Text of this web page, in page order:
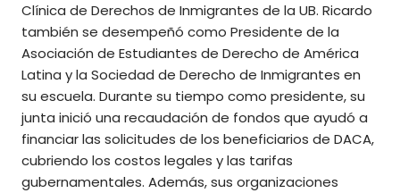
Clínica de Derechos de Inmigrantes de la UB. Ricardo
también se desempeñó como Presidente de la
Asociación de Estudiantes de Derecho de América
Latina y la Sociedad de Derecho de Inmigrantes en
su escuela. Durante su tiempo como presidente, su
junta inició una recaudación de fondos que ayudó a
financiar las solicitudes de los beneficiarios de DACA,
cubriendo los costos legales y las tarifas
gubernamentales. Además, sus organizaciones